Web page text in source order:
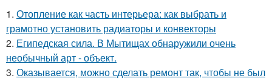
1. Отопление как часть интерьера: как выбрать и
грамотно установить радиаторы и конвекторы
2. Египедская сила. В Мытищах обнаружили очень
необычный арт - объект.
3. Оказывается, можно сделать ремонт так, чтобы не был